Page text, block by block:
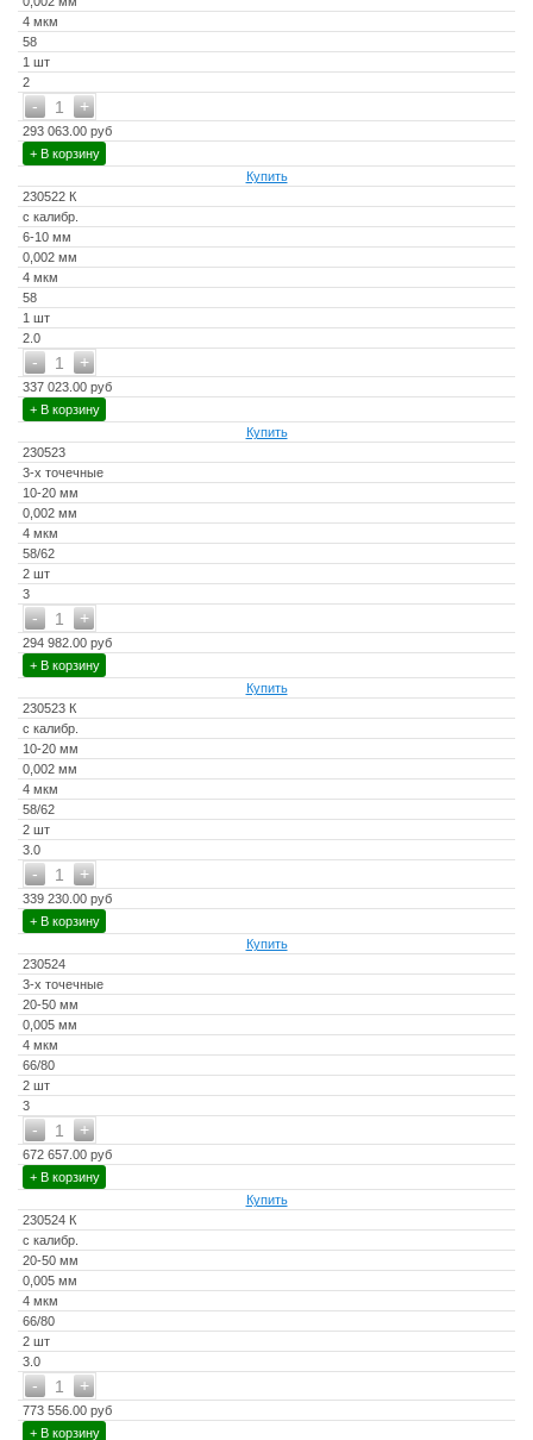
4 мкм
58
1 шт
2
+
- 1
293 063.00 руб
+ В корзину
Купить
230522 К
с калибр.
6-10 мм
0,002 мм
4 мкм
58
1 шт
2.0
+
- 1
337 023.00 руб
+ В корзину
Купить
230523
3-х точечные
10-20 мм
0,002 мм
4 мкм
58/62
2 шт
3
+
- 1
294 982.00 руб
+ В корзину
Купить
230523 К
с калибр.
10-20 мм
0,002 мм
4 мкм
58/62
2 шт
3.0
+
- 1
339 230.00 руб
+ В корзину
Купить
230524
3-х точечные
20-50 мм
0,005 мм
4 мкм
66/80
2 шт
3
+
- 1
672 657.00 руб
+ В корзину
Купить
230524 К
с калибр.
20-50 мм
0,005 мм
4 мкм
66/80
2 шт
3.0
+
- 1
773 556.00 руб
+ В корзину